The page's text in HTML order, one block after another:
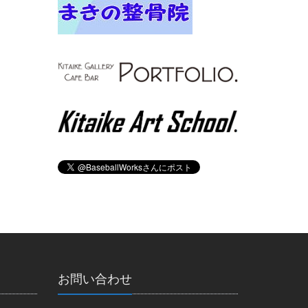
お問い合わせ